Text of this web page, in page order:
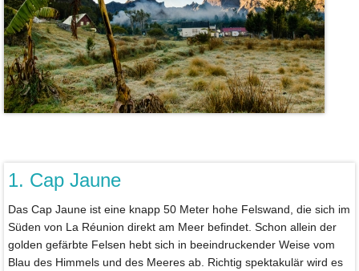
1. Cap Jaune
Das Cap Jaune ist eine knapp 50 Meter hohe Felswand, die sich im
Süden von La Réunion direkt am Meer befindet. Schon allein der
golden gefärbte Felsen hebt sich in beeindruckender Weise vom
Blau des Himmels und des Meeres ab. Richtig spektakulär wird es